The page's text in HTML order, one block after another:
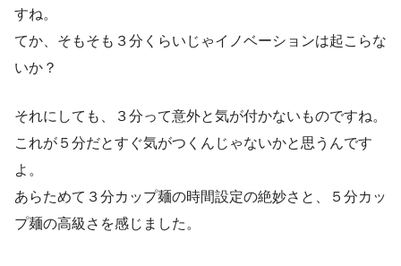
すね。
てか、そもそも３分くらいじゃイノベーションは起こらな
いか？
それにしても、３分って意外と気が付かないものですね。
これが５分だとすぐ気がつくんじゃないかと思うんです
よ。
あらためて３分カップ麺の時間設定の絶妙さと、５分カッ
プ麺の高級さを感じました。